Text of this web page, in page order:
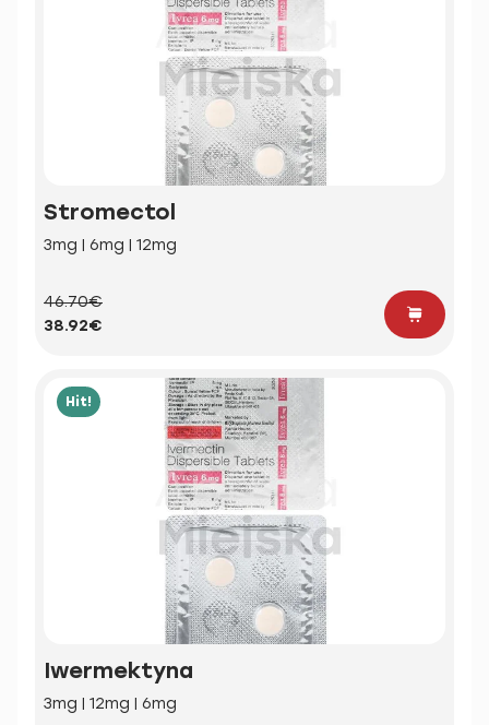
Stromectol
3mg | 6mg | 12mg
46.70€
38.92€
Hit!
Iwermektyna
3mg | 12mg | 6mg